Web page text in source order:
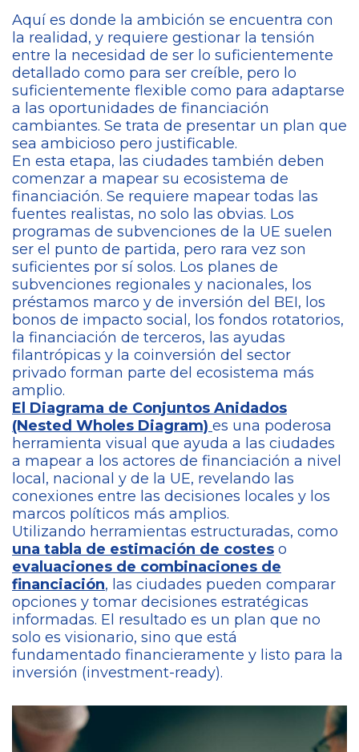
Aquí es donde la ambición se encuentra con
la realidad, y requiere gestionar la tensión
entre la necesidad de ser lo suficientemente
detallado como para ser creíble, pero lo
suficientemente flexible como para adaptarse
a las oportunidades de financiación
cambiantes. Se trata de presentar un plan que
sea ambicioso pero justificable.
En esta etapa, las ciudades también deben
comenzar a mapear su ecosistema de
financiación. Se requiere mapear todas las
fuentes realistas, no solo las obvias. Los
programas de subvenciones de la UE suelen
ser el punto de partida, pero rara vez son
suficientes por sí solos. Los planes de
subvenciones regionales y nacionales, los
préstamos marco y de inversión del BEI, los
bonos de impacto social, los fondos rotatorios,
la financiación de terceros, las ayudas
filantrópicas y la coinversión del sector
privado forman parte del ecosistema más
amplio.
El Diagrama de Conjuntos Anidados
(Nested Wholes Diagram) es una poderosa
herramienta visual que ayuda a las ciudades
a mapear a los actores de financiación a nivel
local, nacional y de la UE, revelando las
conexiones entre las decisiones locales y los
marcos políticos más amplios.
Utilizando herramientas estructuradas, como
una tabla de estimación de costes o
evaluaciones de combinaciones de
financiación, las ciudades pueden comparar
opciones y tomar decisiones estratégicas
informadas. El resultado es un plan que no
solo es visionario, sino que está
fundamentado financieramente y listo para la
inversión (investment-ready).